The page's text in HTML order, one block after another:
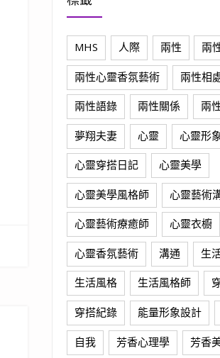
MHS 人際 兩性 兩
兩性心靈香氛藝術 兩性相
兩性語錄 兩性關係 兩
夢翔夫妻 心靈 心靈形象
心靈穿搭日記 心靈美學
心靈美學風格師 心靈藝術
心靈藝術療癒師 心靈衣櫥
心靈香氛藝術 溝通 生
生活風格 生活風格師
穿搭紀錄 能量形象設計
自我 芳香心理學 芳香